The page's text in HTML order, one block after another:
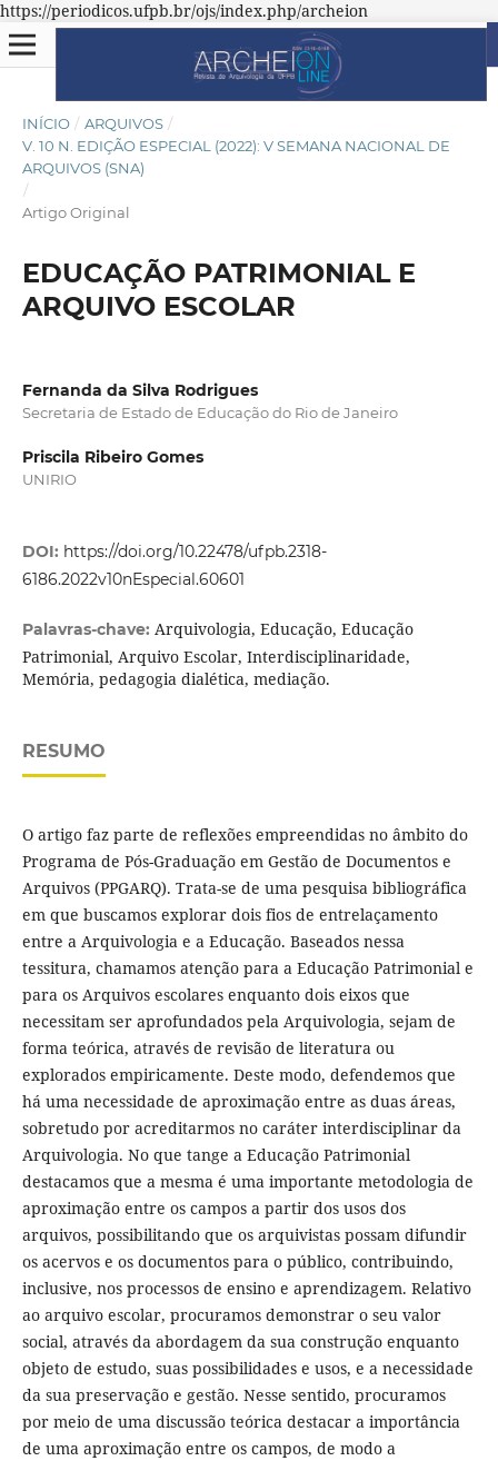
https://periodicos.ufpb.br/ojs/index.php/archeion
INÍCIO / ARQUIVOS /
V. 10 N. EDIÇÃO ESPECIAL (2022): V SEMANA NACIONAL DE
ARQUIVOS (SNA)
/
Artigo Original
EDUCAÇÃO PATRIMONIAL E
ARQUIVO ESCOLAR
Fernanda da Silva Rodrigues
Secretaria de Estado de Educação do Rio de Janeiro
Priscila Ribeiro Gomes
UNIRIO
DOI: https://doi.org/10.22478/ufpb.2318-
6186.2022v10nEspecial.60601
Palavras-chave: Arquivologia, Educação, Educação
Patrimonial, Arquivo Escolar, Interdisciplinaridade,
Memória, pedagogia dialética, mediação.
RESUMO
O artigo faz parte de reflexões empreendidas no âmbito do
Programa de Pós-Graduação em Gestão de Documentos e
Arquivos (PPGARQ). Trata-se de uma pesquisa bibliográfica
em que buscamos explorar dois fios de entrelaçamento
entre a Arquivologia e a Educação. Baseados nessa
tessitura, chamamos atenção para a Educação Patrimonial e
para os Arquivos escolares enquanto dois eixos que
necessitam ser aprofundados pela Arquivologia, sejam de
forma teórica, através de revisão de literatura ou
explorados empiricamente. Deste modo, defendemos que
há uma necessidade de aproximação entre as duas áreas,
sobretudo por acreditarmos no caráter interdisciplinar da
Arquivologia. No que tange a Educação Patrimonial
destacamos que a mesma é uma importante metodologia de
aproximação entre os campos a partir dos usos dos
arquivos, possibilitando que os arquivistas possam difundir
os acervos e os documentos para o público, contribuindo,
inclusive, nos processos de ensino e aprendizagem. Relativo
ao arquivo escolar, procuramos demonstrar o seu valor
social, através da abordagem da sua construção enquanto
objeto de estudo, suas possibilidades e usos, e a necessidade
da sua preservação e gestão. Nesse sentido, procuramos
por meio de uma discussão teórica destacar a importância
de uma aproximação entre os campos, de modo a